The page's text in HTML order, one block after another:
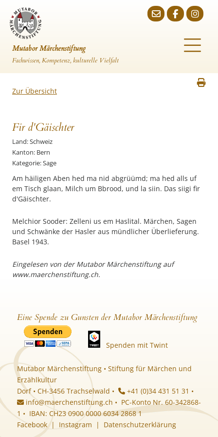
Mutabor Märchenstiftung
Fachwissen, Kompetenz, kulturelle Vielfalt
Zur Übersicht
Fir d'Gäischter
Land: Schweiz
Kanton: Bern
Kategorie: Sage
Am häiligen Aben hed ma nid abgrüümd; ma hed alls uf
em Tisch glaan, Milch um Bbrood, und la siin. Das siigi fir
d'Gäischter.
Melchior Sooder: Zelleni us em Haslital. Märchen, Sagen
und Schwänke der Hasler aus mündlicher Überlieferung.
Basel 1943.
Eingelesen von der Mutabor Märchenstiftung auf
www.maerchenstiftung.ch.
Eine Spende zu Gunsten der Mutabor Märchenstiftung
Spenden mit Twint
Mutabor Märchenstiftung • Stiftung für Märchen und
Erzählkultur
Dorf • CH-3456 Trachselwald •
+41 (0)34 431 51 31 •
info@maerchenstiftung.ch • PC-Konto Nr. 60-342868-
1 • IBAN: CH23 0900 0000 6034 2868 1
Facebook| Instagram | Datenschutzerklärung